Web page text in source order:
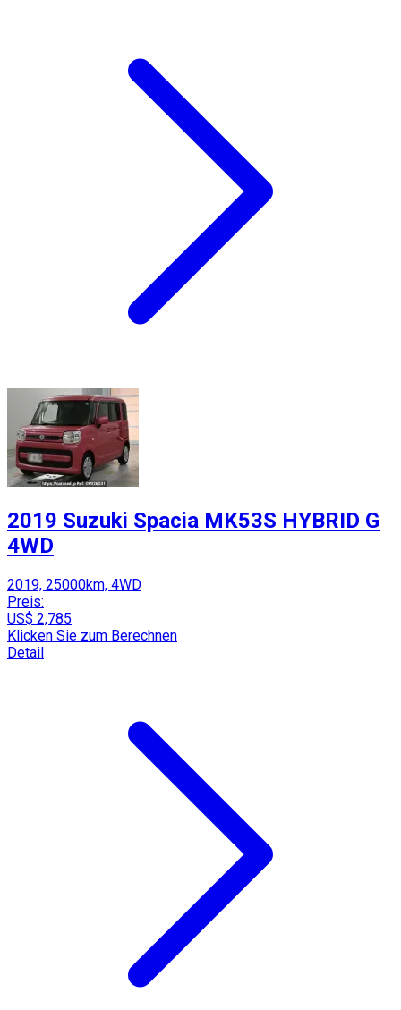
2019 Suzuki Spacia MK53S HYBRID G
4WD
2019, 25000km, 4WD
Preis:
US$ 2,785
Klicken Sie zum Berechnen
Detail